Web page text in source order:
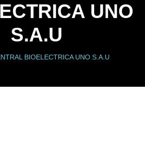
UNO
S.A.U
BIOELECTRICA UNO S.A.U